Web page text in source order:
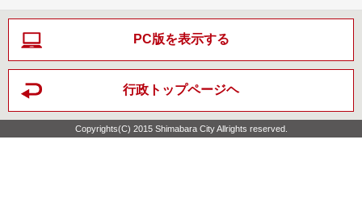
PC版を表示する
行政トップページヘ
Copyrights(C) 2015 Shimabara City Allrights reserved.